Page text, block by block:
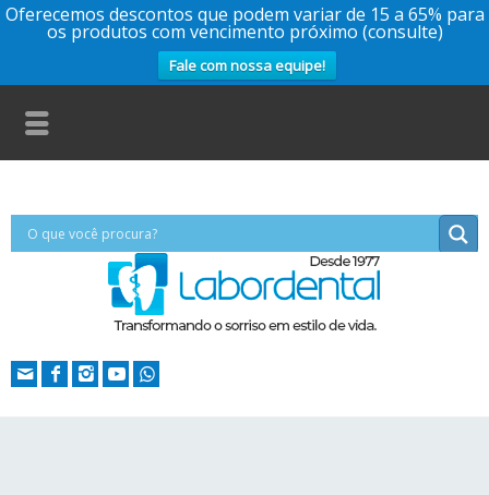
Oferecemos descontos que podem variar de 15 a 65% para
os produtos com vencimento próximo (consulte)
Fale com nossa equipe!